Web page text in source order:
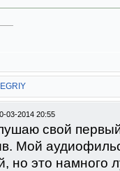
03-2014 20:55
свой
Мой
но это намного